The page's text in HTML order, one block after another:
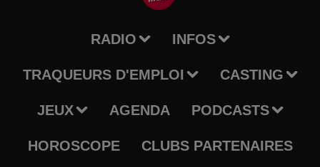
RADIO INFOS
TRAQUEURS D'EMPLOI CASTING
JEUX AGENDA PODCASTS
HOROSCOPE CLUBS PARTENAIRES